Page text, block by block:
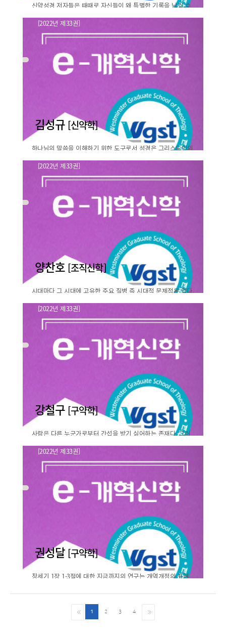
신약성경 저자들은 때때로 자신들이 왜 특별한 기록을 남길 수
밖에 없었는지를 남기는 경 우가 있다. 누가의 서문(1:3-4)은 가
장 대표적인 사례를 보여준다. 베드로 역시 자신의 첫 서신
(5:12)에서 비슷한..
마가복음 1장 1절과 복음의 의미 -
주해적 접근-
바로보기
[2022년 제33권]
김성규 [신약학]
하나님의 말씀을 이해하기 위한 도구로서 성경은 그리스도인의
정체성을 판단하는 독보적 인 유일 기준이며, 기독교인이라면
누구도 이를 부인하지 않을 것이다. 그러나 이러한 인식 은 조직
신학적 접근에 치우친 나머..
내러티브의 의미와 성경주해
바로보기
[2022년 제33권]
양찬호 [조직신학]
시대마다 그 시대에 고유한 주요 질병 즉 시대적 문제점은 있다.
그리고 이 문제점을 극복 하기 위한 다각도의 노력은 매 순간
지속된다. 이러한 노력들과 이에 따른 새로운 대안을 찾 아가는
것이 인류의 사명이..
기독교의 신앙심과 도덕성의 관계성
논의
바로보기
[2022년 제33권]
강철구 [구약학]
사람은 다른 누군가로부터 간섭을 받기 싫어하는 존재다. 그러
기에 누군가가 어떤 것을 명령 한다면, 그것에 대해서 먼저 거부
감이 들기 마련이다. 이것은 십계명에서도 예외가 아니다. 십 계
명의 모든 계명을 다 ..다섯 번째 계명(“네 부모를
공경하라”)의 순서와 의미에 대한..
바로보기
[2022년 제33권]
권성달 [구약학]
창세기 1장 1-3절에 대한 지금까지의 연구는 개역개정의 표현
어 갈피를 잡을 수가 없으며”(표준국어대사전), 그 결과 열심히
창세기 1장 1-3절의 언어학적 고찰
1 2 3 4